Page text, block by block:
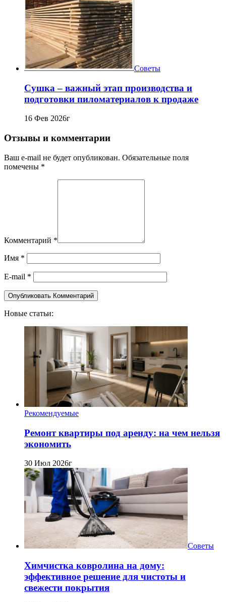
Советы
Сушка – важный этап производства и
подготовки пиломатериалов к продаже
16 Фев 2026г
Отзывы и комментарии
Ваш e-mail не будет опубликован. Обязательные поля
помечены *
Комментарий *
Имя *
E-mail *
Новые статьи:
Рекомендуемые
Ремонт квартиры под аренду: на чем нельзя
экономить
30 Июл 2026г
Советы
Химчистка ковролина на дому:
эффективное решение для чистоты и
свежести покрытия